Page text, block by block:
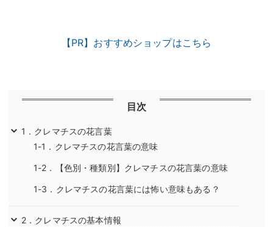
【PR】おすすめショップはこちら
目次
1．クレマチスの花言葉
1-1．クレマチスの花言葉の意味
1-2．【色別・種類別】クレマチスの花言葉の意味
1-3．クレマチスの花言葉には怖い意味もある？
2．クレマチスの基本情報